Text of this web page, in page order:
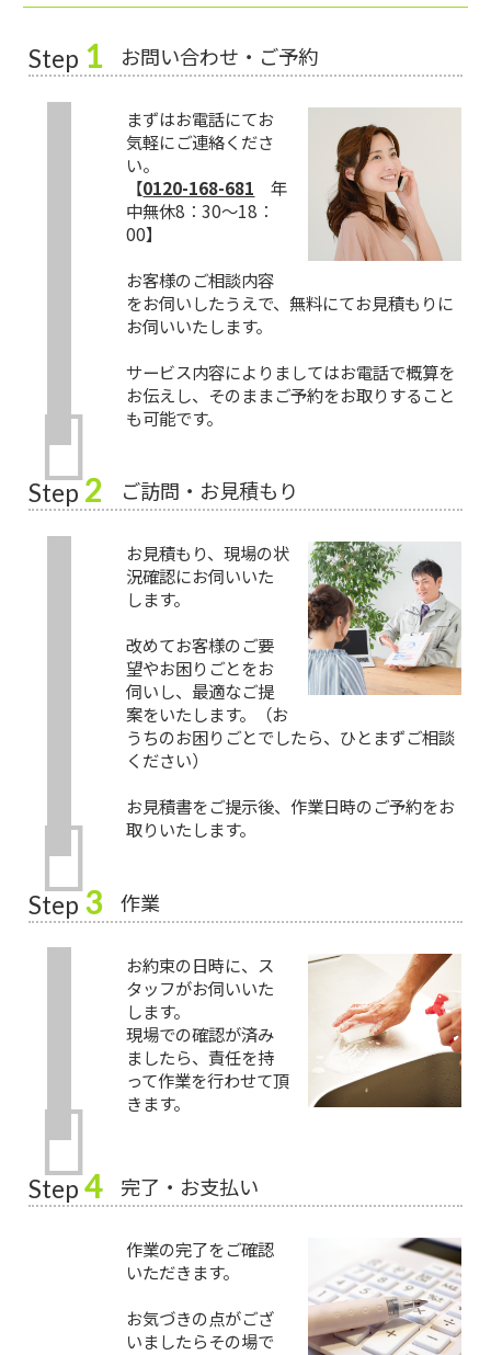
Step 1 お問い合わせ・ご予約
まずはお電話にてお
気軽にご連絡くださ
い。
【0120-168-681 年
中無休8：30～18：
00】
お客様のご相談内容
をお伺いしたうえで、無料にてお見積もりに
お伺いいたします。
サービス内容によりましてはお電話で概算を
お伝えし、そのままご予約をお取りすること
も可能です。
Step 2 ご訪問・お見積もり
お見積もり、現場の状
況確認にお伺いいた
します。
改めてお客様のご要
望やお困りごとをお
伺いし、最適なご提
案をいたします。（お
うちのお困りごとでしたら、ひとまずご相談
ください）
お見積書をご提示後、作業日時のご予約をお
取りいたします。
Step 3 作業
お約束の日時に、ス
タッフがお伺いいた
します。
現場での確認が済み
ましたら、責任を持
って作業を行わせて頂
きます。
Step 4 完了・お支払い
作業の完了をご確認
いただきます。
お気づきの点がござ
いましたらその場で